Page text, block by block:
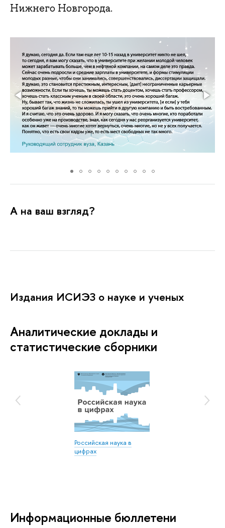
Нижнего Новгорода.
А на ваш взгляд?
Издания ИСИЭЗ о науке и ученых
Аналитические доклады и
статистические сборники
Российская наука в
цифрах
Информационные бюллетени